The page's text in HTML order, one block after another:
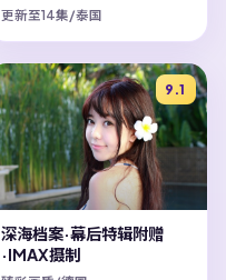
更新至14集/泰国
9.1
深海档案·幕后特辑附赠
·IMAX摄制